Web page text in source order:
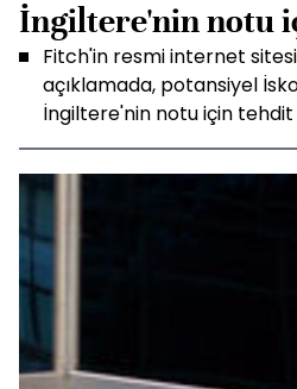
İngiltere'nin notu
Fitch'in resmi internet
açıklamada, potansiyel
İngiltere'nin notu için tehdit